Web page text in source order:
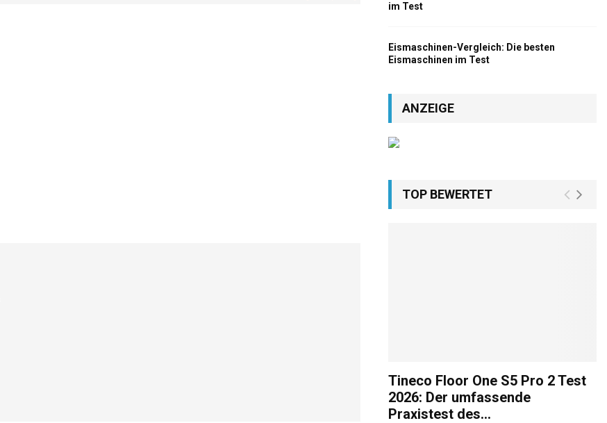
im Test
Eismaschinen-Vergleich: Die besten
Eismaschinen im Test
ANZEIGE
TOP BEWERTET
Tineco Floor One S5 Pro 2 Test
2026: Der umfassende
Praxistest des...